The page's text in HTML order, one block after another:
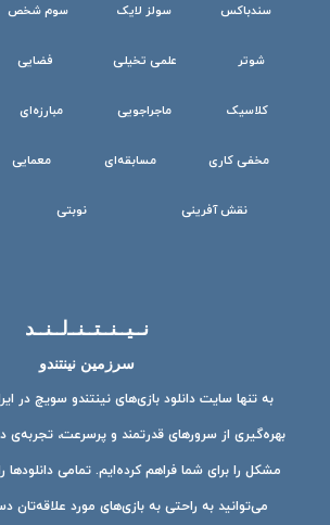
سندباکس سولز لایک سوم شخص
شوتر علمی تخیلی فضایی
کلاسیک ماجراجویی مبارزه‌ای
مخفی کاری مسابقه‌ای معمایی
نقش آفرینی نوبتی
نــیــنــتــنــ‌لــنــد
سرزمین نینتندو
به تنها سایت دانلود بازی‌های نینتندو سویچ در
بهره‌گیری از سرورهای قدرتمند و پرسرعت، تجربه‌ی
مشکل را برای شما فراهم کرده‌ایم. تمامی
می‌توانید به راحتی به بازی‌های مورد علاقه‌تان